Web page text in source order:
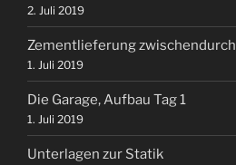
2. Juli 2019
Zementlieferung zwischendurch
1. Juli 2019
Die Garage, Aufbau Tag 1
1. Juli 2019
Unterlagen zur Statik